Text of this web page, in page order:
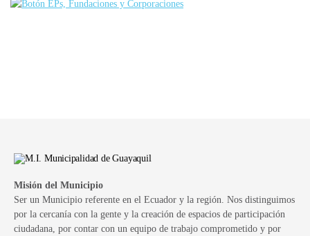
Misión del Municipio
Ser un Municipio referente en el Ecuador y la región. Nos distinguimos
por la cercanía con la gente y la creación de espacios de participación
ciudadana, por contar con un equipo de trabajo comprometido y por